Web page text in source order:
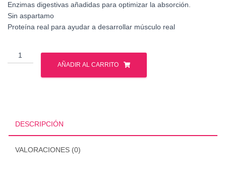
Enzimas digestivas añadidas para optimizar la absorción.
Sin aspartamo
Proteína real para ayudar a desarrollar músculo real
Mutant
-
AÑADIR AL CARRITO
DESCRIPCIÓN
VALORACIONES (0)